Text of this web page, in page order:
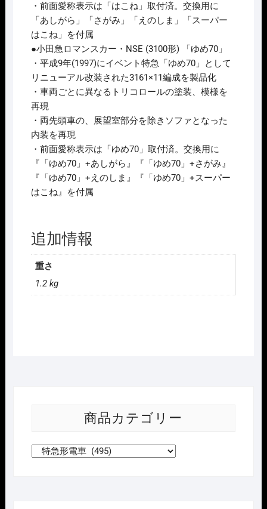
・前面愛称表示は「はこね」取付済。交換用に
「あしがら」「さがみ」「えのしま」「スーパー
はこね」を付属
●小田急ロマンスカー・NSE (3100形) 「ゆめ70」
・平成9年(1997)にイベント特急「ゆめ70」として
リニューアル改装された3161×11編成を製品化
・車両ごとに異なるトリコロールの塗装、模様を
再現
・両先頭車の、展望室部分を除きソファとなった
内装を再現
・前面愛称表示は「ゆめ70」取付済。交換用に
『「ゆめ70」+あしがら』『「ゆめ70」+さがみ』
『「ゆめ70」+えのしま』『「ゆめ70」+スーパー
はこね』を付属
追加情報
重さ
1.2 kg
商品カテゴリー